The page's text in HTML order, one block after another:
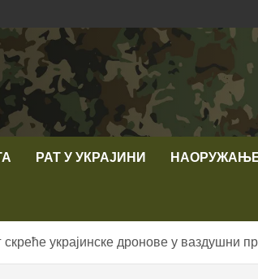
РАТ У УКРАЈИНИ
украјинске дронове у ваздушни